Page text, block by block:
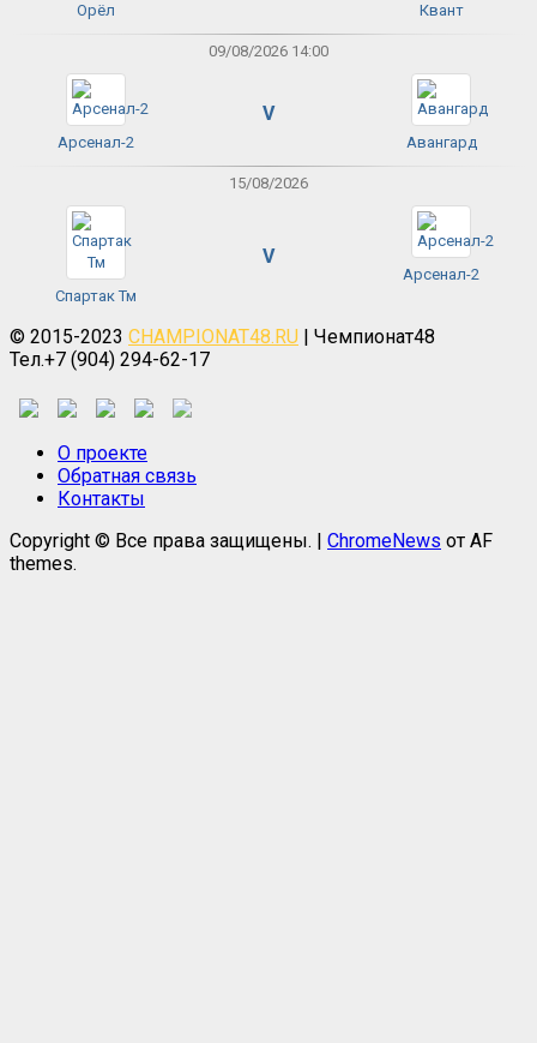
Орёл Квант
09/08/2026 14:00
Арсенал-2
V
Авангард
15/08/2026
Спартак Тм
V
Арсенал-2
© 2015-2023 CHAMPIONAT48.RU | Чемпионат48
Тел.+7 (904) 294-62-17
О проекте
Обратная связь
Контакты
Copyright © Все права защищены. | ChromeNews от AF
themes.